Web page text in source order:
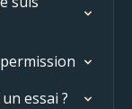
essai ?